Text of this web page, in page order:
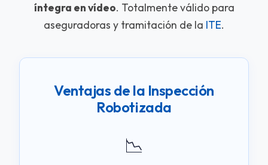
íntegra en vídeo. Totalmente válido para
aseguradoras y tramitación de la ITE.
Ventajas de la Inspección
Robotizada
📉